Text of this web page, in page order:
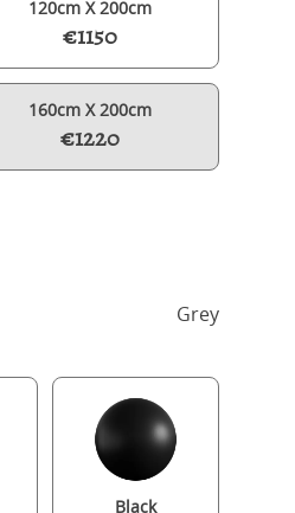
120cm X 200cm
€1150
160cm X 200cm
€1220
Grey
Black